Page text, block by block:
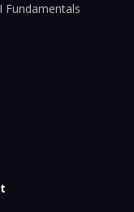
Fundamentals